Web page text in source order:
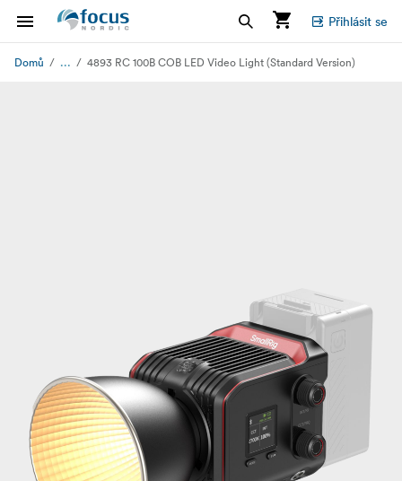
Přihlásit se
Domů ... 4893 RC 100B COB LED Video Light (Standard Version)